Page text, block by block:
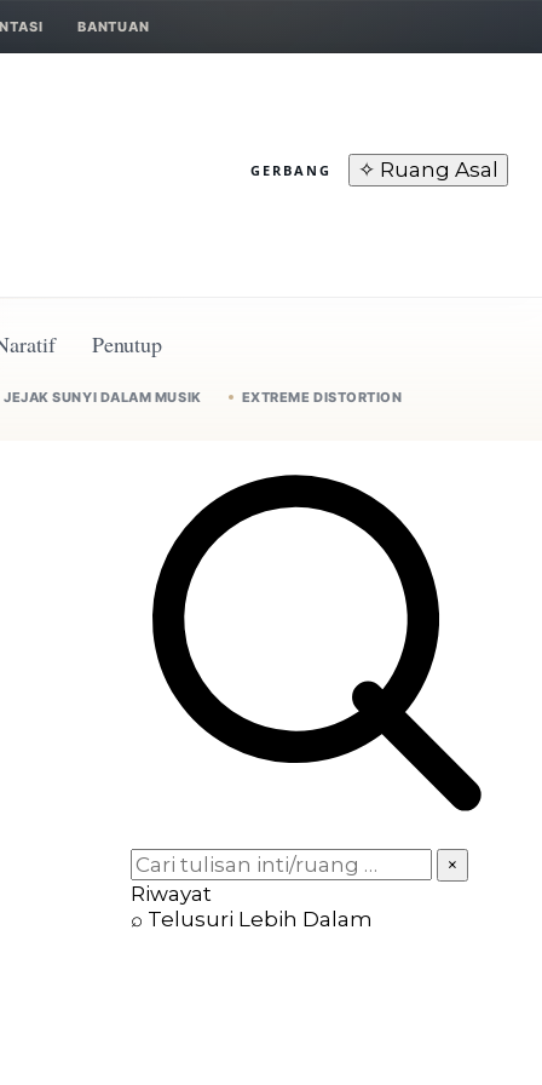
BANTUAN
GERBANG ✧ Ruang Asal
Penutup
JEJAK SUNYI DALAM MUSIK EXTREME DISTORTION
×
Riwayat
⌕ Telusuri Lebih Dalam